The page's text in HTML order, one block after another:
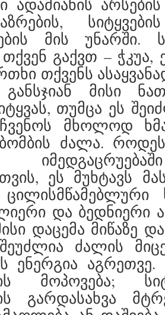
ადამიანის
მის უნარში.
გაქვთ – ჭკუა,
თქვენს
მისი
თუმცა ეს
მხოლოდ
ძალა.
ეს მუხტავს
და ბედნიერი
დაცემა მიწაზე
შეუძლია ძალის
ენერგია აგრეთვე.
მოპოვება;
გარდასახვა